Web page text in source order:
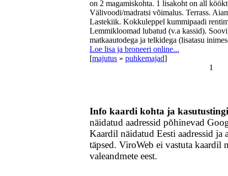
on 2 magamiskohta. 1 lisakoht on all
Välivoodi/madratsi võimalus. Terrass.
Lastekiik. Kokkuleppel kummipaadi
Lemmikloomad lubatud (v.a kassid).
matkaautodega ja telkidega (lisatasu
Loe lisa ja broneeri online...
[majutus » puhkemajad]
1
Info kaardi kohta ja
näidatud aadressid põhinevad
Kaardil näidatud Eesti aadressid ja
täpsed. ViroWeb ei vastuta kaardil
valeandmete eest.